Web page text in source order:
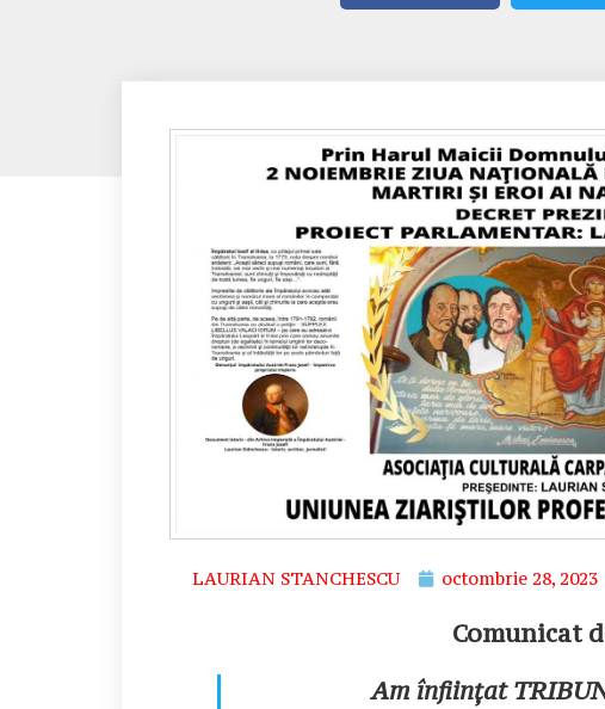
LAURIAN STANCHESCU octombrie 28, 2023
Comunicat
Am înființat